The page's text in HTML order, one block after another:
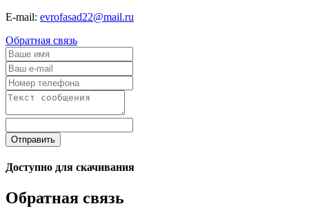
E-mail: evrofasad22@mail.ru
Обратная связь
Отправить
Доступно для скачивания
Обратная связь